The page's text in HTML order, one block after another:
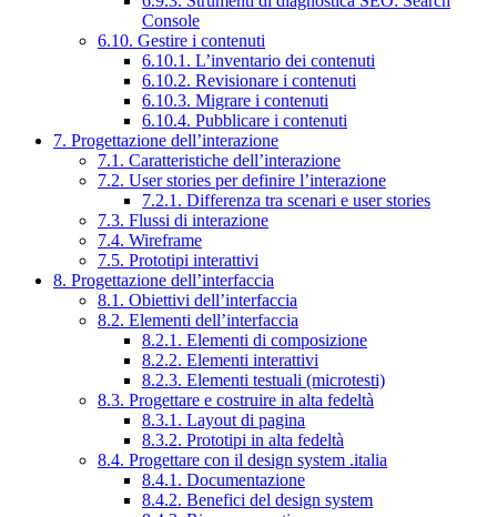
Console
6.10. Gestire i contenuti
6.10.1. L’inventario dei contenuti
6.10.2. Revisionare i contenuti
6.10.3. Migrare i contenuti
6.10.4. Pubblicare i contenuti
7. Progettazione dell’interazione
7.1. Caratteristiche dell’interazione
7.2. User stories per definire l’interazione
7.2.1. Differenza tra scenari e user stories
7.3. Flussi di interazione
7.4. Wireframe
7.5. Prototipi interattivi
8. Progettazione dell’interfaccia
8.1. Obiettivi dell’interfaccia
8.2. Elementi dell’interfaccia
8.2.1. Elementi di composizione
8.2.2. Elementi interattivi
8.2.3. Elementi testuali (microtesti)
8.3. Progettare e costruire in alta fedeltà
8.3.1. Layout di pagina
8.3.2. Prototipi in alta fedeltà
8.4. Progettare con il design system .italia
8.4.1. Documentazione
8.4.2. Benefici del design system